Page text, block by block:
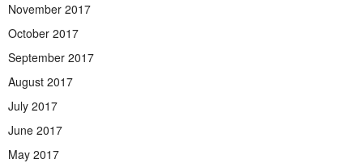
November 2017
October 2017
September 2017
August 2017
July 2017
June 2017
May 2017